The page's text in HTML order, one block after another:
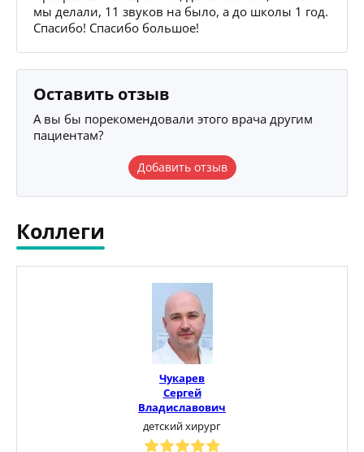
мы делали, 11 звуков на было, а до школы 1 год.
Спасибо! Спасибо большое!
Оставить отзыв
А вы бы порекомендовали этого врача другим
пациентам?
Добавить отзыв
Коллеги
Чукарев
Сергей
Владиславович
детский хирург